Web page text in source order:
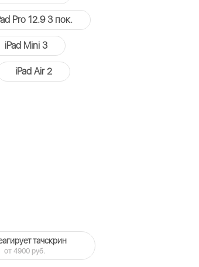
Pro 12.9 3 пок.
iPad Mini 3
iPad Air 2
тачскрин
от 4900 руб.